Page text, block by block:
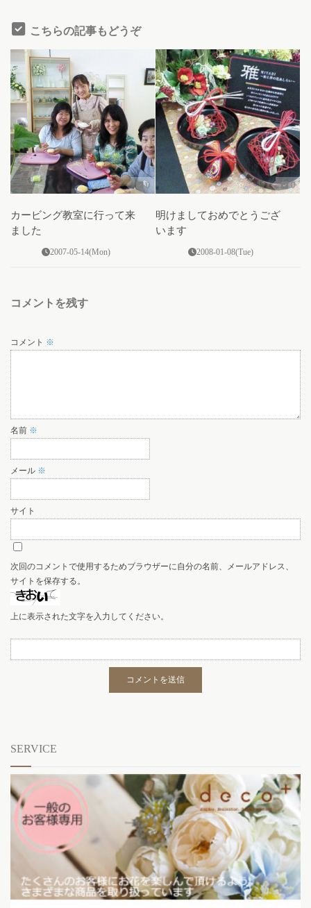
こちらの記事もどうぞ
0
カービング教室に行って来
ました
2007-05-14(Mon)
0
明けましておめでとうござ
います
2008-01-08(Tue)
コメントを残す
コメント ※
名前 ※
メール ※
サイト
次回のコメントで使用するためブラウザーに自分の名前、メールアドレス、
サイトを保存する。
上に表示された文字を入力してください。
SERVICE